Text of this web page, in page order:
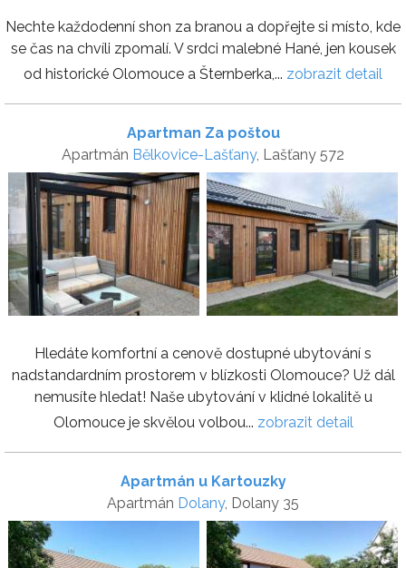
Nechte každodenní shon za branou a dopřejte si místo, kde
se čas na chvíli zpomalí. V srdci malebné Hané, jen kousek
od historické Olomouce a Šternberka,... zobrazit detail
Apartman Za poštou
Apartmán Bělkovice-Lašťany, Lašťany 572
Hledáte komfortní a cenově dostupné ubytování s
nadstandardním prostorem v blízkosti Olomouce? Už dál
nemusíte hledat! Naše ubytování v klidné lokalitě u
Olomouce je skvělou volbou... zobrazit detail
Apartmán u Kartouzky
Apartmán Dolany, Dolany 35